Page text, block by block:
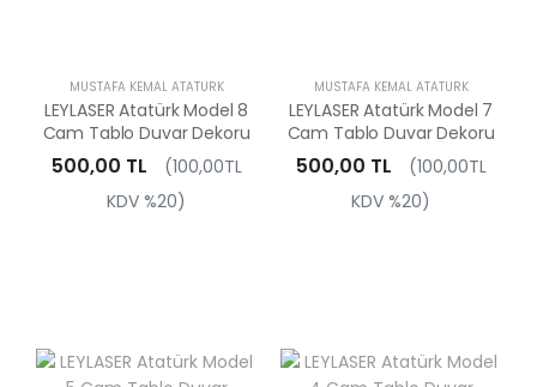
MUSTAFA KEMAL ATATÜRK
LEYLASER Atatürk Model 8
Cam Tablo Duvar Dekoru
500,00 TL
(100,00TL
KDV %20)
MUSTAFA KEMAL ATATÜRK
LEYLASER Atatürk Model 7
Cam Tablo Duvar Dekoru
500,00 TL
(100,00TL
KDV %20)